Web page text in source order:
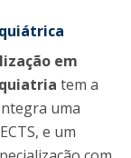
em
tem a
uma
e um